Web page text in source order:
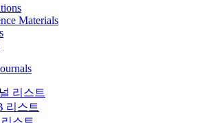
Materials
리스트
리스트